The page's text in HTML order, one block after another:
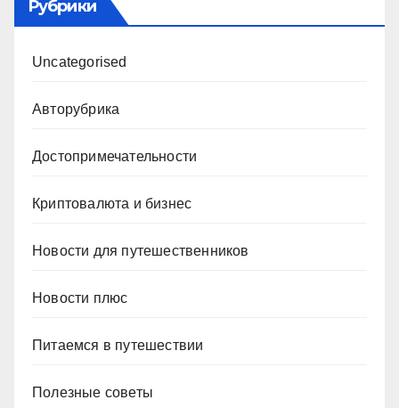
Рубрики
Uncategorised
Авторубрика
Достопримечательности
Криптовалюта и бизнес
Новости для путешественников
Новости плюс
Питаемся в путешествии
Полезные советы